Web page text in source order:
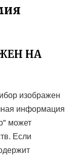
НА
изображен
информация
может
Если